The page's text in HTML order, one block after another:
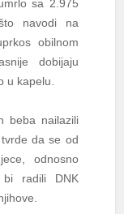
sa 2.975
navodi na
obilnom
dobijaju
u kapelu.
beba nailazili
da se od
odnosno
bi radili DNK